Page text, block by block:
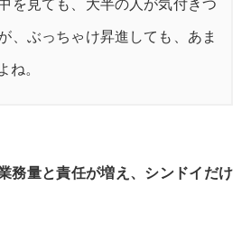
を見ても、大半の人が気付きつ
、ぶっちゃけ昇進しても、あま
ね。
務量と責任が増え、シンドイだけ